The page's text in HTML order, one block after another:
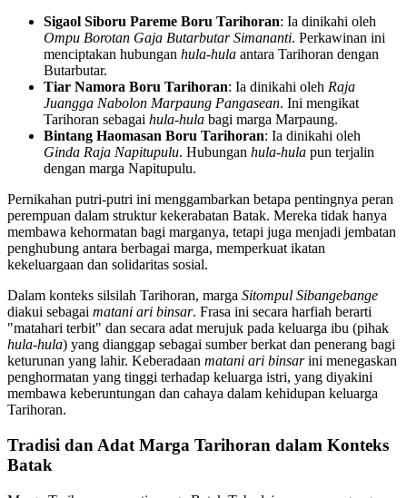
Sigaol Siboru Pareme Boru Tarihoran: Ia dinikahi oleh
Ompu Borotan Gaja Butarbutar Simananti. Perkawinan ini
menciptakan hubungan hula-hula antara Tarihoran dengan
Butarbutar.
Tiar Namora Boru Tarihoran: Ia dinikahi oleh Raja
Juangga Nabolon Marpaung Pangasean. Ini mengikat
Tarihoran sebagai hula-hula bagi marga Marpaung.
Bintang Haomasan Boru Tarihoran: Ia dinikahi oleh
Ginda Raja Napitupulu. Hubungan hula-hula pun terjalin
dengan marga Napitupulu.
Pernikahan putri-putri ini menggambarkan betapa pentingnya peran
perempuan dalam struktur kekerabatan Batak. Mereka tidak hanya
membawa kehormatan bagi marganya, tetapi juga menjadi jembatan
penghubung antara berbagai marga, memperkuat ikatan
kekeluargaan dan solidaritas sosial.
Dalam konteks silsilah Tarihoran, marga Sitompul Sibangebange
diakui sebagai matani ari binsar. Frasa ini secara harfiah berarti
"matahari terbit" dan secara adat merujuk pada keluarga ibu (pihak
hula-hula) yang dianggap sebagai sumber berkat dan penerang bagi
keturunan yang lahir. Keberadaan matani ari binsarini menegaskan
penghormatan yang tinggi terhadap keluarga istri, yang diyakini
membawa keberuntungan dan cahaya dalam kehidupan keluarga
Tarihoran.
Tradisi dan Adat Marga Tarihoran dalam Konteks
Batak